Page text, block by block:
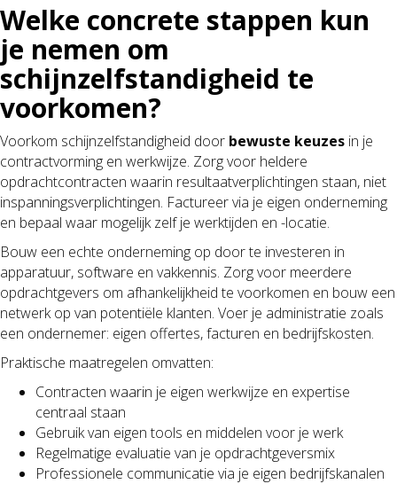
Welke concrete stappen kun
je nemen om
schijnzelfstandigheid te
voorkomen?
Voorkom schijnzelfstandigheid door bewuste keuzes in je
contractvorming en werkwijze. Zorg voor heldere
opdrachtcontracten waarin resultaatverplichtingen staan, niet
inspanningsverplichtingen. Factureer via je eigen onderneming
en bepaal waar mogelijk zelf je werktijden en -locatie.
Bouw een echte onderneming op door te investeren in
apparatuur, software en vakkennis. Zorg voor meerdere
opdrachtgevers om afhankelijkheid te voorkomen en bouw een
netwerk op van potentiële klanten. Voer je administratie zoals
een ondernemer: eigen offertes, facturen en bedrijfskosten.
Praktische maatregelen omvatten:
Contracten waarin je eigen werkwijze en expertise
centraal staan
Gebruik van eigen tools en middelen voor je werk
Regelmatige evaluatie van je opdrachtgeversmix
Professionele communicatie via je eigen bedrijfskanalen